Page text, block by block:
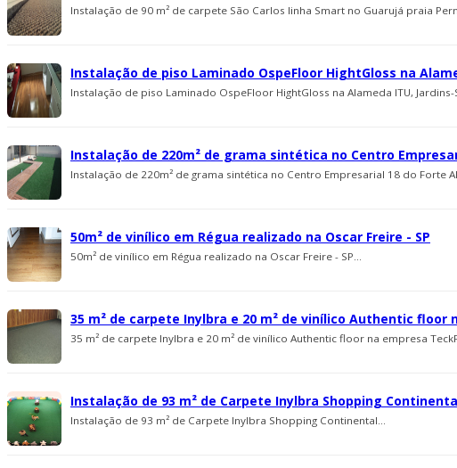
Instalação de 90 m² de carpete São Carlos linha Smart no Guarujá praia
Instalação de piso Laminado OspeFloor HightGloss na
Instalação de piso Laminado OspeFloor HightGloss na Alameda ITU, Jardins-
Instalação de 220m² de grama sintética no Centro
Instalação de 220m² de grama sintética no Centro Empresarial 18 do Forte
50m² de vinílico em Régua realizado na Oscar Freire - SP
50m² de vinílico em Régua realizado na Oscar Freire - SP...
35 m² de carpete Inylbra e 20 m² de viní­lico Authentic floor
35 m² de carpete Inylbra e 20 m² de viní­lico Authentic floor na empresa
Instalação de 93 m² de Carpete Inylbra Shopping
Instalação de 93 m² de Carpete Inylbra Shopping Continental...